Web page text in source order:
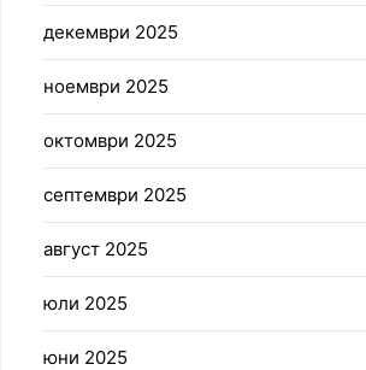
декември 2025
ноември 2025
октомври 2025
септември 2025
август 2025
юли 2025
юни 2025